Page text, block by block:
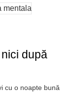
după
cu o noapte bună